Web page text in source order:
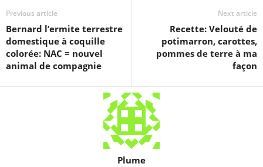
Previous article
Bernard l’ermite terrestre
domestique à coquille
colorée: NAC = nouvel
animal de compagnie
Next article
Recette: Velouté de
potimarron, carottes,
pommes de terre à ma
façon
Plume